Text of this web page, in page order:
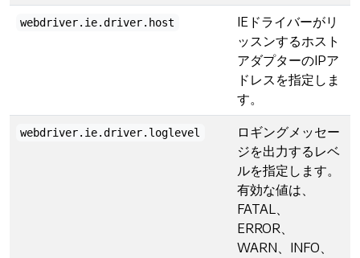
webdriver.ie.driver.host
IEドライバーがリ
ッスンするホスト
アダプターのIPア
ドレスを指定しま
す。
webdriver.ie.driver.loglevel
ロギングメッセー
ジを出力するレベ
ルを指定します。
有効な値は、
FATAL、
ERROR、
WARN、INFO、